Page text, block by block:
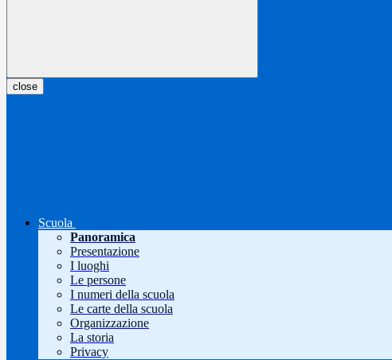
close
Scuola
Panoramica
Presentazione
I luoghi
Le persone
I numeri della scuola
Le carte della scuola
Organizzazione
La storia
Privacy